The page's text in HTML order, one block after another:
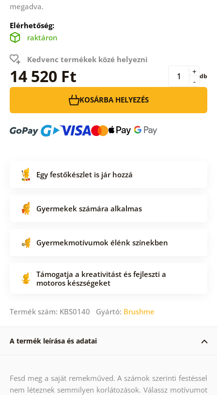
megadva.
Elérhetőség:
raktáron
Kedvenc termékek közé helyezni
14 520 Ft -
+ db
KOSÁRBA HELYEZÉS
Egy festőkészlet is jár hozzá
Gyermekek számára alkalmas
Gyermekmotívumok élénk színekben
Támogatja a kreativitást és fejleszti a
motoros készségeket
Termék szám: KBS0140 Gyártó: Brushme
A termék leírása és adatai
Fesd meg a saját remekműved. A számok szerinti festéssel
nem léteznek semmilyen korlátozások. Válassz motívumot